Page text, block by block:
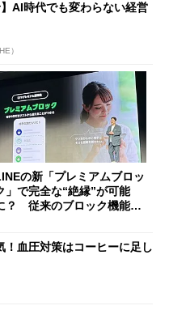
】AI時代でも変わらない経営
）
の新「プレミアムブロッ
」で完全な“絶縁”が可能
？ 従来のブロック機能と
！血圧対策はコーヒーに足し